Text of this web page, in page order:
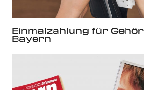
Einmalzahlung für
Bayern